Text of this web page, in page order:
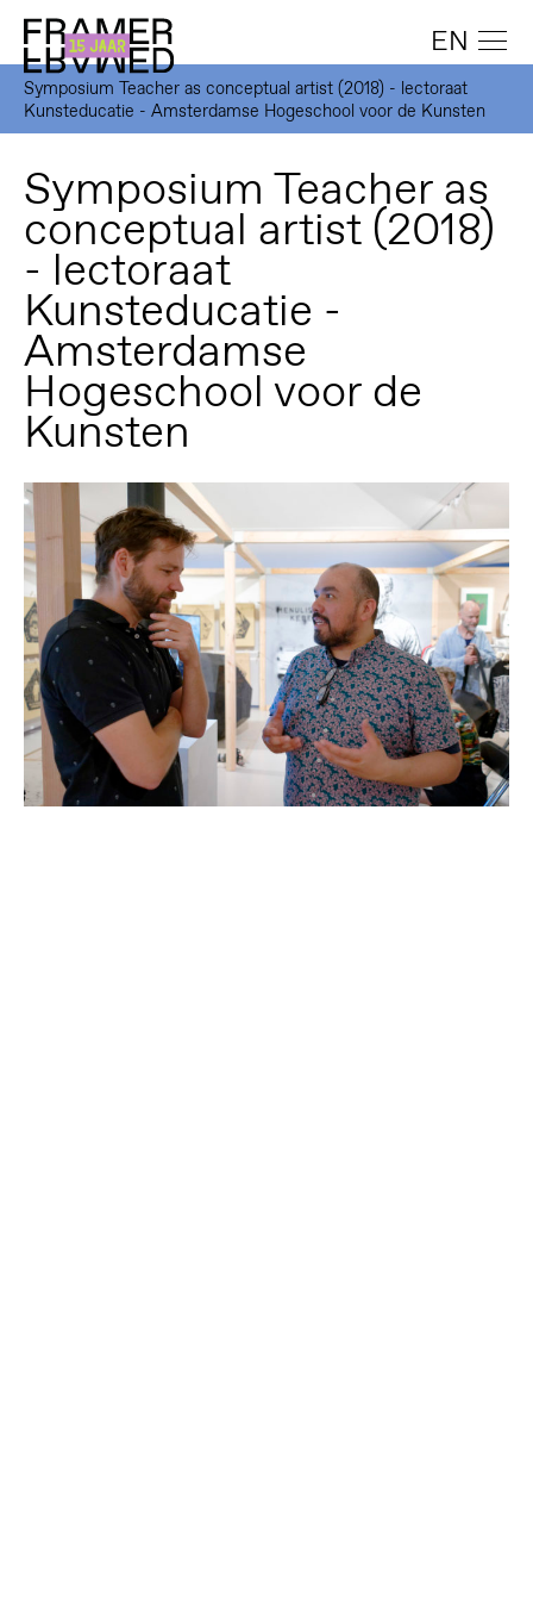
EN
Symposium Teacher as conceptual artist (2018) - lectoraat
Kunsteducatie - Amsterdamse Hogeschool voor de Kunsten
Symposium Teacher as
conceptual artist (2018)
- lectoraat
Kunsteducatie -
Amsterdamse
Hogeschool voor de
Kunsten